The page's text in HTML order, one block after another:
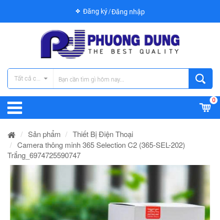
Đăng ký Đăng nhập
Tất cả các danh mục
0
Sản phẩm
Thiết Bị Điện Thoại
Camera thông minh 365 Selection C2 (365-SEL-202)
Trắng_6974725590747